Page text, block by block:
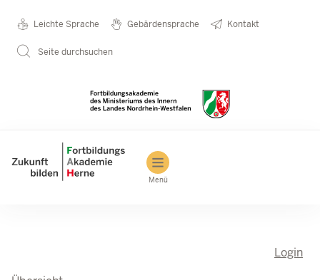
Metanavigation
Leichte Sprache Gebärdensprache Kontakt
Seite durchsuchen
Main navigation
Menü
Login